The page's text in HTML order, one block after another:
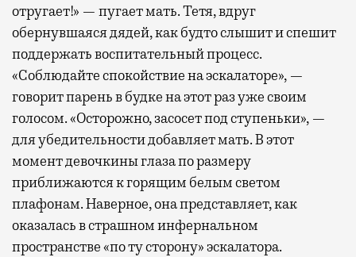
отругает!» — пугает мать. Тетя, вдруг
обернувшаяся дядей, как будто слышит и спешит
поддержать воспитательный процесс.
«Соблюдайте спокойствие на эскалаторе», —
говорит парень в будке на этот раз уже своим
голосом. «Осторожно, засосет под ступеньки», —
для убедительности добавляет мать. В этот
момент девочкины глаза по размеру
приближаются к горящим белым светом
плафонам. Наверное, она представляет, как
оказалась в страшном инфернальном
пространстве «по ту сторону» эскалатора.